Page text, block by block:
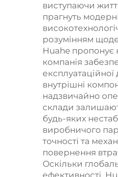
виступаючи
прагнуть
розумінням
Huahe пропонує
компанія
внутрішні
надзвичайно
склади
будь-яких
виробничого
точності та
повернення
Оскільки
ефективності,